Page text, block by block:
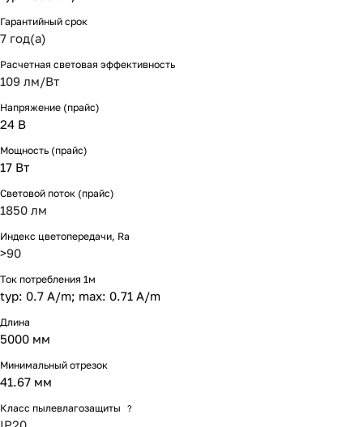
Гарантийный срок
7 год(а)
Расчетная световая эффективность
109 лм/Вт
Напряжение (прайс)
24 В
Мощность (прайс)
17 Вт
Световой поток (прайс)
1850 лм
Индекс цветопередачи, Ra
>90
Ток потребления 1м
typ: 0.7 A/m; max: 0.71 A/m
Длина
5000 мм
Минимальный отрезок
41.67 мм
Класс пылевлагозащиты ?